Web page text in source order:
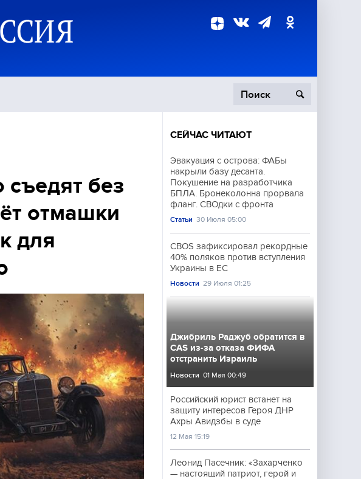
Происшествия
без
отмашки
для
СЕЙЧАС ЧИТАЮТ
Эвакуация с острова: ФАБы
накрыли базу десанта.
Покушение на разработчика
БПЛА. Бронеколонна прорвала
фланг. СВОдки с фронта
Статьи 30 Июля 05:00
CBOS зафиксировал рекордные
40% поляков против вступления
Украины в ЕС
Новости 29 Июля 01:25
Джибриль Раджуб обратится в
CAS из-за отказа ФИФА
отстранить Израиль
Новости 01 Мая 00:49
Российский юрист встанет на
защиту интересов Героя ДНР
Ахры Авидзбы в суде
12 Мая 15:19
Леонид Пасечник: «Захарченко
— настоящий патриот, герой и